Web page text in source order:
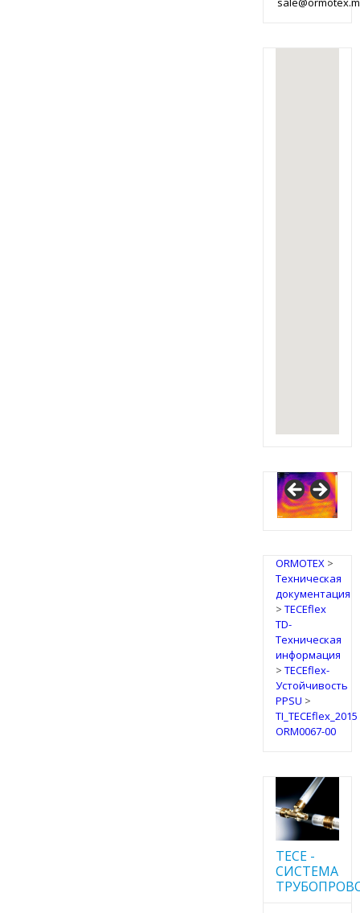
ORMOTEX>
Техническая
документация
> TECEflex
TD-
Техническая
информация
> TECEflex-
Устойчивость
PPSU >
TI_TECEflex_2015
ORM0067-00
TECE -
CИСТЕМА